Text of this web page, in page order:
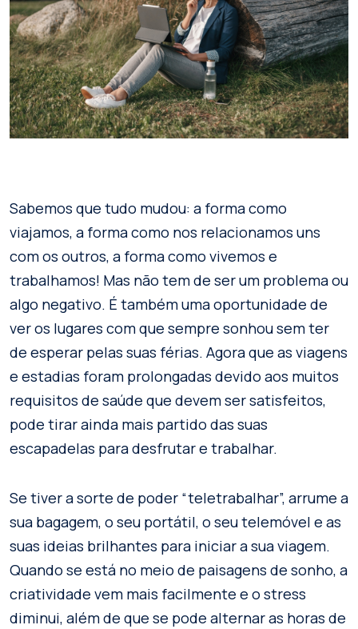
Sabemos que tudo mudou: a forma como
viajamos, a forma como nos relacionamos uns
com os outros, a forma como vivemos e
trabalhamos! Mas não tem de ser um problema ou
algo negativo. É também uma oportunidade de
ver os lugares com que sempre sonhou sem ter
de esperar pelas suas férias. Agora que as viagens
e estadias foram prolongadas devido aos muitos
requisitos de saúde que devem ser satisfeitos,
pode tirar ainda mais partido das suas
escapadelas para desfrutar e trabalhar.
Se tiver a sorte de poder “teletrabalhar”, arrume a
sua bagagem, o seu portátil, o seu telemóvel e as
suas ideias brilhantes para iniciar a sua viagem.
Quando se está no meio de paisagens de sonho, a
criatividade vem mais facilmente e o stress
diminui, além de que se pode alternar as horas de